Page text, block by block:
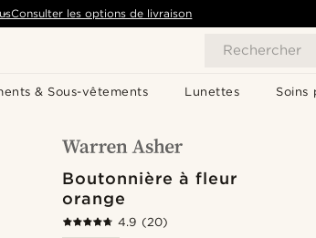
Rechercher
& Sous-vêtements Lunettes Soins
- Consulter les options de livraison
Boutonnière à fleur
orange
4.9 (20)